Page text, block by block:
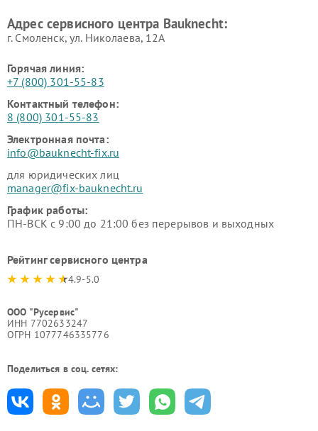
Адрес сервисного центра Bauknecht:
г. Смоленск, ул. Николаева, 12А
Горячая линия:
+7 (800) 301-55-83
Контактный телефон:
8 (800) 301-55-83
Электронная почта:
info@bauknecht-fix.ru
для юридических лиц
manager@fix-bauknecht.ru
График работы:
ПН-ВСК с 9:00 до 21:00 без перерывов и выходных
Рейтинг сервисного центра
4.9-5.0
ООО "Русервис"
ИНН 7702633247
ОГРН 1077746335776
Поделиться в соц. сетях: